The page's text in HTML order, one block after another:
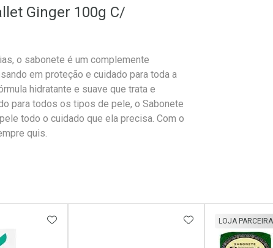
Ginger 100g C/
o sabonete é um complemente
em proteção e cuidado para toda a
hidratante e suave que trata e
para todos os tipos de pele, o Sabonete
todo o cuidado que ela precisa. Com o
quis.
ADICIONAR AOS FAVORITOSADICIONAR AOS
LOJA PARCEIRA